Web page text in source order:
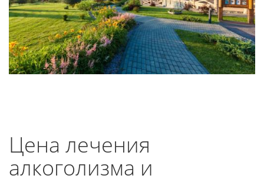
Цена лечения
алкоголизма и